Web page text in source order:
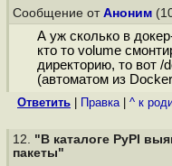
Сообщение от Аноним
А уж сколько в
кто то volume
директорию, то вот /
(автоматом из
Ответить Правка| ^ к
12. "В каталоге PyPI
пакеты"